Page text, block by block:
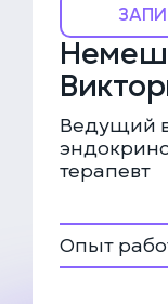
Немеш
Ведущий
терапевт
Опыт